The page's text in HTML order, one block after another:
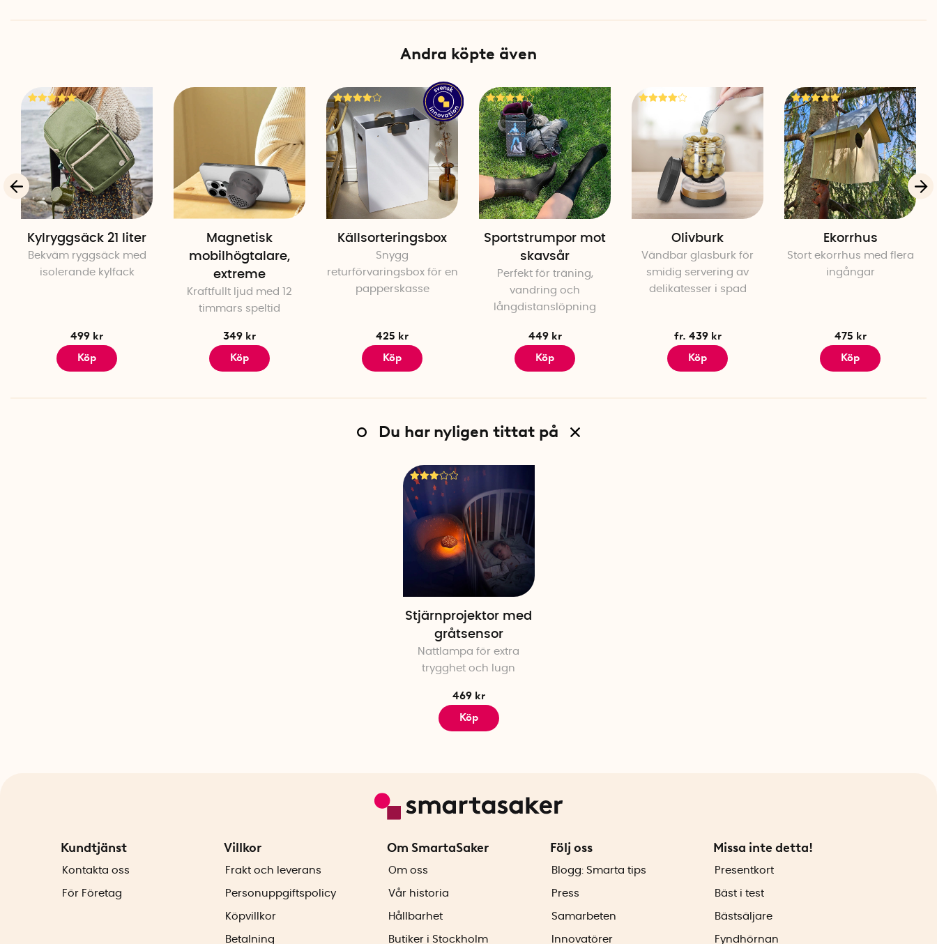
Andra köpte även
Kylryggsäck 21 liter
Bekväm ryggsäck med
isolerande kylfack
499 kr
Köp
Magnetisk
mobilhögtalare,
extreme
Kraftfullt ljud med 12
timmars speltid
349 kr
Köp
Källsorteringsbox
Snygg
returförvaringsbox för en
papperskasse
425 kr
Köp
Sportstrumpor mot
skavsår
Perfekt för träning,
vandring och
långdistanslöpning
449 kr
Köp
Olivburk
Vändbar glasburk för
smidig servering av
delikatesser i spad
fr. 439 kr
Köp
Ekorrhus
Stort ekorrhus med flera
ingångar
475 kr
Köp
Du har nyligen tittat på
Stjärnprojektor med
gråtsensor
Nattlampa för extra
trygghet och lugn
469 kr
Köp
Kundtjänst
Kontakta oss
För Företag
Villkor
Frakt och leverans
Personuppgiftspolicy
Köpvillkor
Betalning
Om SmartaSaker
Om oss
Vår historia
Hållbarhet
Butiker i Stockholm
Följ oss
Blogg: Smarta tips
Press
Samarbeten
Innovatörer
Missa inte detta!
Presentkort
Bäst i test
Bästsäljare
Fyndhörnan